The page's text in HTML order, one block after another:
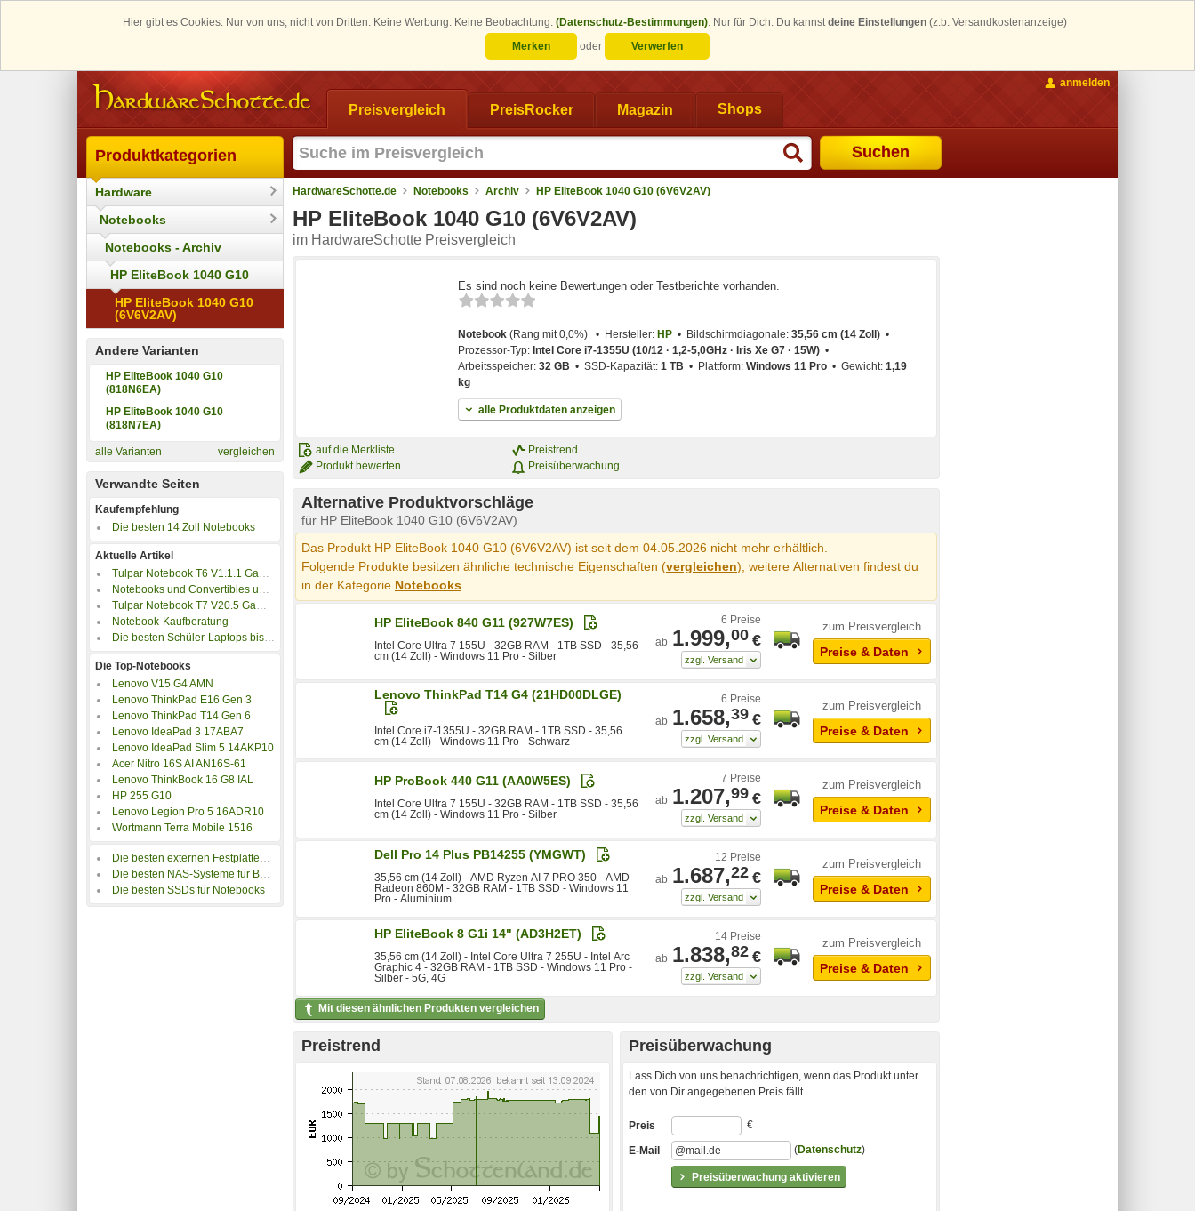
Hier gibt es Cookies. Nur von uns, nicht von Dritten. Keine Werbung. Keine Beobachtung. (Datenschutz-Bestimmungen). Nur für Dich. Du kannstdeine Einstellungen (z.b. Versandkostenanzeige)
Merken
oder Verwerfen
Preisvergleich PreisRocker Magazin Shops
Suchen
anmelden
Produktkategorien
Hardware
Notebooks
Notebooks - Archiv
HP EliteBook 1040 G10
HP EliteBook 1040 G10
(6V6V2AV)
Andere Varianten
HP EliteBook 1040 G10
(818N6EA)
HP EliteBook 1040 G10
(818N7EA)
alle Varianten vergleichen
Verwandte Seiten
Kaufempfehlung
Die besten 14 Zoll Notebooks
Aktuelle Artikel
Tulpar Notebook T6 V1.1.1 Gaming Laptop im Test
Notebooks und Convertibles unter 500 Euro
Tulpar Notebook T7 V20.5 Gaming Laptop im Test
Notebook-Kaufberatung
Die besten Schüler-Laptops bis 350 Euro
Die Top-Notebooks
Lenovo V15 G4 AMN
Lenovo ThinkPad E16 Gen 3
Lenovo ThinkPad T14 Gen 6
Lenovo IdeaPad 3 17ABA7
Lenovo IdeaPad Slim 5 14AKP10
Acer Nitro 16S AI AN16S-61
Lenovo ThinkBook 16 G8 IAL
HP 255 G10
Lenovo Legion Pro 5 16ADR10
Wortmann Terra Mobile 1516
Die besten externen Festplatten für Notebooks
Die besten NAS-Systeme für Backups
Die besten SSDs für Notebooks
HardwareSchotte.de Notebooks Archiv HP EliteBook 1040 G10 (6V6V2AV)
HP EliteBook 1040 G10 (6V6V2AV)
im HardwareSchotte Preisvergleich
Es sind noch keine Bewertungen oder Testberichte vorhanden.
Notebook (Rang mit 0,0%) Hersteller: HP Bildschirmdiagonale: 35,56 cm (14 Zoll)
Prozessor-Typ: Intel Core i7-1355U (10/12 · 1,2-5,0GHz · Iris Xe G7 · 15W)
Arbeitsspeicher: 32 GB SSD-Kapazität: 1 TB Plattform: Windows 11 Pro Gewicht: 1,19
kg
alle Produktdaten anzeigen
auf die Merkliste
Produkt bewerten
Preistrend
Preisüberwachung
Alternative Produktvorschläge
für HP EliteBook 1040 G10 (6V6V2AV)
Das Produkt HP EliteBook 1040 G10 (6V6V2AV) ist seit dem 04.05.2026 nicht mehr erhältlich.
Folgende Produkte besitzen ähnliche technische Eigenschaften (vergleichen), weitere Alternativen findest du
in der Kategorie Notebooks.
HP EliteBook 840 G11 (927W7ES)
Intel Core Ultra 7 155U - 32GB RAM - 1TB SSD - 35,56
cm (14 Zoll) - Windows 11 Pro - Silber
6 Preise
ab 1.999,00 €
zum Preisvergleich
Preise & Daten
Lenovo ThinkPad T14 G4 (21HD00DLGE)
Intel Core i7-1355U - 32GB RAM - 1TB SSD - 35,56
cm (14 Zoll) - Windows 11 Pro - Schwarz
6 Preise
ab 1.658,39 €
zum Preisvergleich
Preise & Daten
HP ProBook 440 G11 (AA0W5ES)
Intel Core Ultra 7 155U - 32GB RAM - 1TB SSD - 35,56
cm (14 Zoll) - Windows 11 Pro - Silber
7 Preise
ab 1.207,99 €
zum Preisvergleich
Preise & Daten
Dell Pro 14 Plus PB14255 (YMGWT)
35,56 cm (14 Zoll) - AMD Ryzen AI 7 PRO 350 - AMD
Radeon 860M - 32GB RAM - 1TB SSD - Windows 11
Pro - Aluminium
12 Preise
ab 1.687,22 €
zum Preisvergleich
Preise & Daten
HP EliteBook 8 G1i 14" (AD3H2ET)
35,56 cm (14 Zoll) - Intel Core Ultra 7 255U - Intel Arc
Graphic 4 - 32GB RAM - 1TB SSD - Windows 11 Pro -
Silber - 5G, 4G
14 Preise
ab 1.838,82 €
zum Preisvergleich
Preise & Daten
Mit diesen ähnlichen Produkten vergleichen
Preistrend Preisüberwachung
Lass Dich von uns benachrichtigen, wenn das Produkt unter
den von Dir angegebenen Preis fällt.
Preisüberwachung aktivieren
Preis €
E-Mail (Datenschutz)